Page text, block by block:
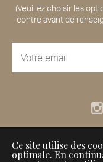
(Veuillez choisir les
contre avant de
À propos Nos
Comment référencer son
Ce site utilise des
optimale. En